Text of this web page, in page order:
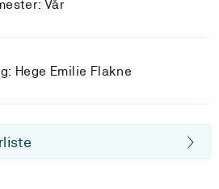
Vår
Hege Emilie Flakne